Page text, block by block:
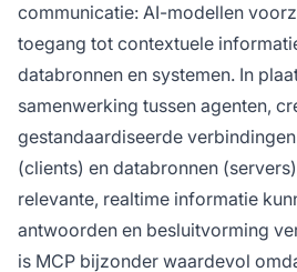
communicatie: AI-modellen
toegang tot contextuele
databronnen en systemen. In
samenwerking tussen agenten,
gestandaardiseerde
(clients) en databronnen
relevante, realtime informatie
antwoorden en besluitvorming
is MCP bijzonder waardevol